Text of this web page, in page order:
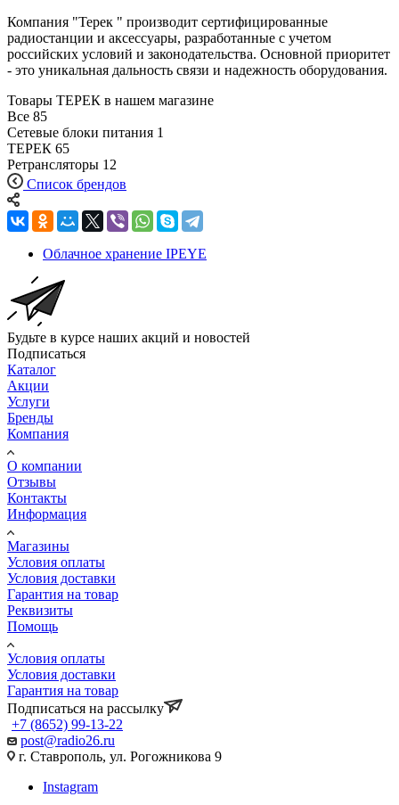
Компания "Терек " производит сертифицированные
радиостанции и аксессуары, разработанные с учетом
российских условий и законодательства. Основной приоритет
- это уникальная дальность связи и надежность оборудования.
Товары ТЕРЕК в нашем магазине
Все 85
Сетевые блоки питания 1
ТЕРЕК 65
Ретрансляторы 12
Список брендов
Облачное хранение IPEYE
Будьте в курсе наших акций и новостей
Подписаться
Каталог
Акции
Услуги
Бренды
Компания
О компании
Отзывы
Контакты
Информация
Магазины
Условия оплаты
Условия доставки
Гарантия на товар
Реквизиты
Помощь
Условия оплаты
Условия доставки
Гарантия на товар
Подписаться на рассылку
+7 (8652) 99-13-22
post@radio26.ru
г. Ставрополь, ул. Рогожникова 9
Instagram